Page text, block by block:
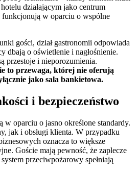
działającym jako centrum
funkcjonują w oparciu o wspólne
gości, dział gastronomii odpowiada
dbają o oświetlenie i nagłośnienie.
przestoje i nieporozumienia.
to przewaga, której nie oferują
jako sala bankietowa.
i bezpieczeństwo
w oparciu o jasno określone standardy.
jak i obsługi klienta. W przypadku
oznacza to większe
Goście mają pewność, że zaplecze
przeciwpożarowy spełniają